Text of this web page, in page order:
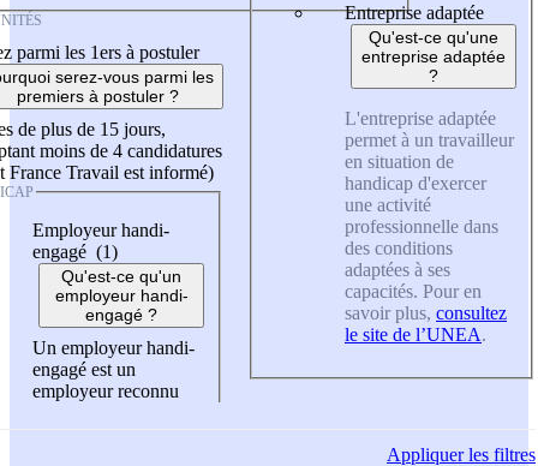
parmi les 1ers à postuler
serez-vous parmi les
premiers à postuler ?
de plus de 15 jours,
moins de 4 candidatures
France Travail est informé)
Employeur handi-
engagé (1)
Qu'est-ce qu'un
employeur handi-
engagé ?
Un employeur handi-
engagé est un
employeur reconnu
Entreprise adaptée
Qu'est-ce qu'une
entreprise adaptée
?
L'entreprise adaptée
permet à un travailleur
en situation de
handicap d'exercer
une activité
professionnelle dans
des conditions
adaptées à ses
capacités. Pour en
savoir plus, consultez
le site de l’UNEA.
Appliquerles filtres